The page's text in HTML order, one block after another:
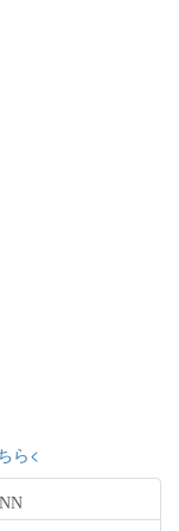
ら<